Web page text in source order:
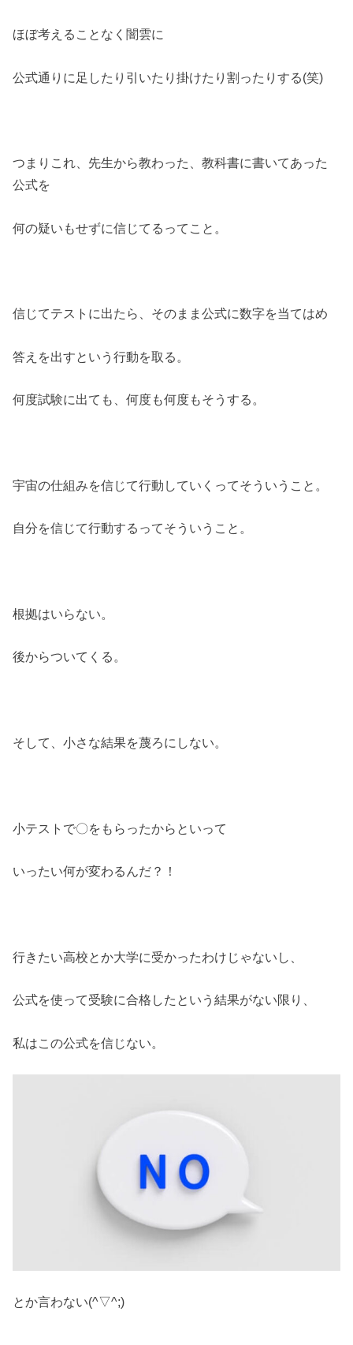
ほぼ考えることなく闇雲に
公式通りに足したり引いたり掛けたり割ったりする(笑)
つまりこれ、先生から教わった、教科書に書いてあった
公式を
何の疑いもせずに信じてるってこと。
信じてテストに出たら、そのまま公式に数字を当てはめ
答えを出すという行動を取る。
何度試験に出ても、何度も何度もそうする。
宇宙の仕組みを信じて行動していくってそういうこと。
自分を信じて行動するってそういうこと。
根拠はいらない。
後からついてくる。
そして、小さな結果を蔑ろにしない。
小テストで〇をもらったからといって
いったい何が変わるんだ？！
行きたい高校とか大学に受かったわけじゃないし、
公式を使って受験に合格したという結果がない限り、
私はこの公式を信じない。
とか言わない(^▽^;)